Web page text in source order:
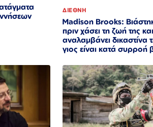
ΔΙΕΘΝΗ
Madison Brooks:
πριν χάσει τη ζωή της
αναλαμβάνει δικαστίνα
γιος είναι κατά συρροή